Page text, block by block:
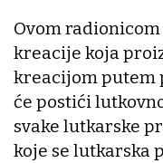
Ovom
kreacije koja
kreacijom putem
će postići
svake lutkarske
koje se lutkarska